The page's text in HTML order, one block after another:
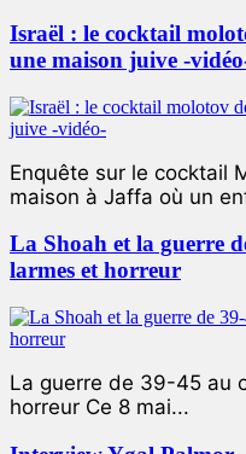
Israël : le cocktail
une maison juive -
Enquête sur le cocktail
maison à Jaffa où un
La Shoah et la guerre
larmes et horreur
La guerre de 39-45 au
horreur Ce 8 mai...